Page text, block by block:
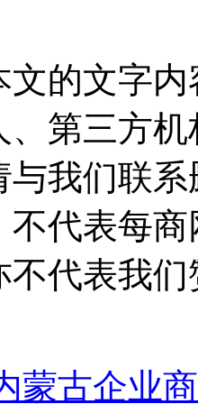
文的文字
、第三方
与我们联
不代表每
不代表我
蒙古企业